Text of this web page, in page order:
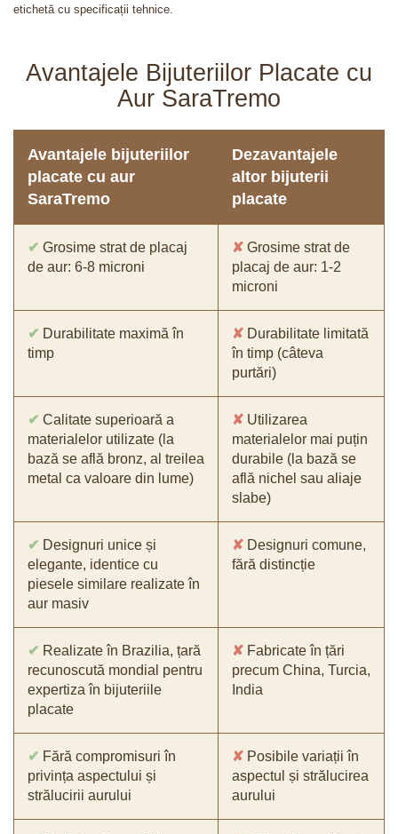
etichetă cu specificații tehnice.
Avantajele Bijuteriilor Placate cu
Aur SaraTremo
Avantajele bijuteriilor
placate cu aur
SaraTremo
Dezavantajele
altor bijuterii
placate
✔ Grosime strat de placaj
de aur: 6-8 microni
✘ Grosime strat de
placaj de aur: 1-2
microni
✔ Durabilitate maximă în
timp
✘ Durabilitate limitată
în timp (câteva
purtări)
✔ Calitate superioară a
materialelor utilizate (la
bază se află bronz, al treilea
metal ca valoare din lume)
✘ Utilizarea
materialelor mai puțin
durabile (la bază se
află nichel sau aliaje
slabe)
✔ Designuri unice și
elegante, identice cu
piesele similare realizate în
aur masiv
✘ Designuri comune,
fără distincție
✔ Realizate în Brazilia, țară
recunoscută mondial pentru
expertiza în bijuteriile
placate
✘ Fabricate în țări
precum China, Turcia,
India
✔ Fără compromisuri în
privința aspectului și
strălucirii aurului
✘ Posibile variații în
aspectul și strălucirea
aurului